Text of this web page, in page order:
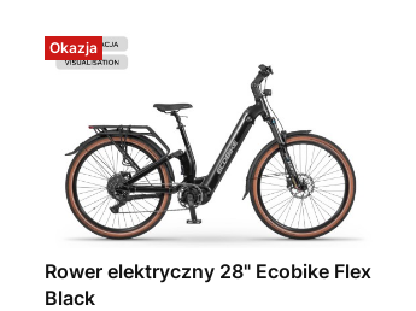
Okazja
Rower elektryczny 28" Ecobike Flex
Black